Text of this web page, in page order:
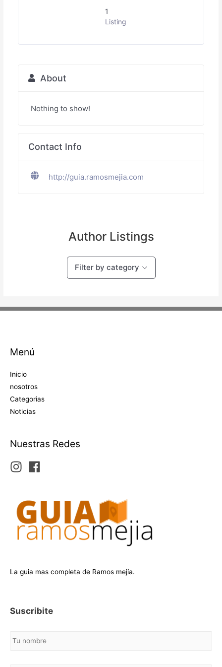
1
Listing
About
Nothing to show!
Contact Info
http://guia.ramosmejia.com
Author Listings
Filter by category
Menú
Inicio
nosotros
Categorias
Noticias
Nuestras Redes
La guia mas completa de Ramos mejía.
Suscribite
o